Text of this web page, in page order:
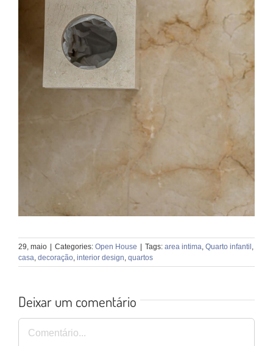
29, maio | Categories: Open House | Tags: area intima Quarto infantil
casa decoração interior design quartos
Deixar um comentário
Comentário